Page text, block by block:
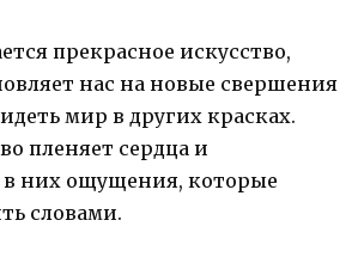
прекрасное искусство,
нас на новые свершения
мир в других красках.
пленяет сердца и
в них ощущения, которые
словами.